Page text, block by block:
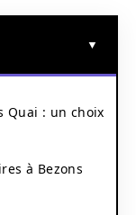
Quai : un choix
à Bezons